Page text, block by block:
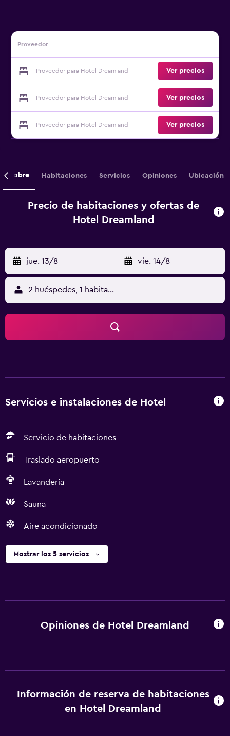
Proveedor
Proveedor para Hotel Dreamland Ver precios
Proveedor para Hotel Dreamland Ver precios
Proveedor para Hotel Dreamland Ver precios
Sobre Habitaciones Servicios Opiniones Ubicación
Precio de habitaciones y ofertas de
Hotel Dreamland
jue. 13/8 - vie. 14/8
2 huéspedes, 1 habitación
Servicios e instalaciones de Hotel
Servicio de habitaciones
Traslado aeropuerto
Lavandería
Sauna
Aire acondicionado
Mostrar los 5 servicios
Opiniones de Hotel Dreamland
Información de reserva de habitaciones
en Hotel Dreamland